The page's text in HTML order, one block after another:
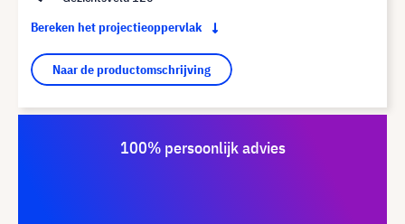
Bereken het projectieoppervlak
Naar de productomschrijving
100% persoonlijk advies